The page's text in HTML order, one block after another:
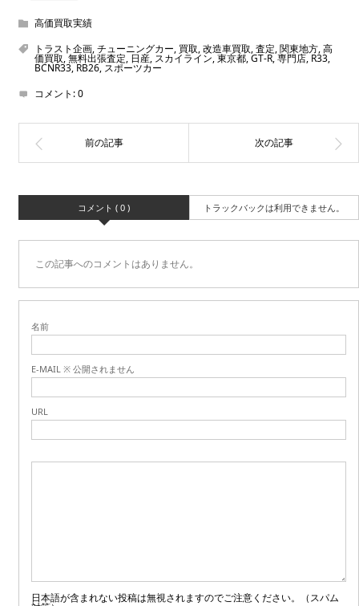
高価買取実績
トラスト企画,チューニングカー, 買取,改造車買取,査定,関東地方,高
価買取,無料出張査定, 日産, スカイライン,東京都,GT-R,専門店,R33,
BCNR33,RB26, スポーツカー
コメント:0
コメント ( 0 ) トラックバックは利用できません。
この記事へのコメントはありません。
名前
E-MAIL ※ 公開されません
URL
日本語が含まれない投稿は無視されますのでご注意ください。（スパム